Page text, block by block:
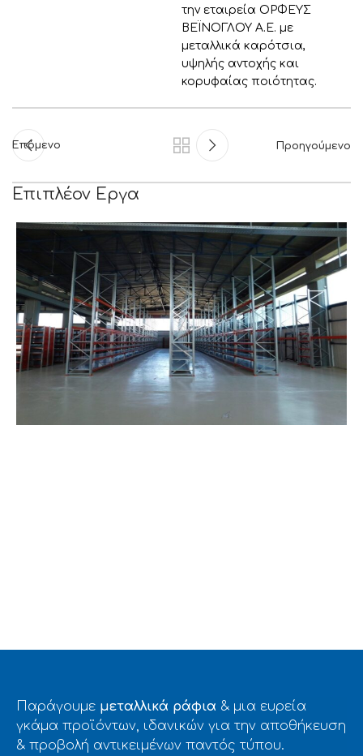
την εταιρεία ΟΡΦΕΥΣ
ΒΕΪΝΟΓΛΟΥ Α.Ε. με
μεταλλικά καρότσια,
υψηλής αντοχής και
κορυφαίας ποιότητας.
Επόμενο Προηγούμενο
Επιπλέον Εργα
Παράγουμε μεταλλικά ράφια & μια ευρεία
γκάμα προϊόντων, ιδανικών για την αποθήκευση
& προβολή αντικειμένων παντός τύπου.